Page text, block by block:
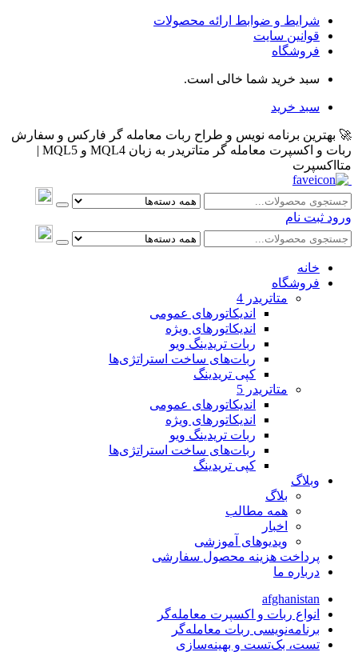
شرایط و ضوابط ارائه محصولات
قوانین سایت
فروشگاه
سبد خرید شما خالی است.
سبد خرید
🚀 بهترین برنامه نویس و طراح ربات معامله گر فارکس و سفارش
ربات و اکسپرت معامله گر متاتریدر به زبان MQL4 و MQL5 |
متااکسپرت
ورود ثبت نام
خانه
فروشگاه
متاتريدر 4
اندیکاتورهای عمومی
اندیکاتورهای ویژه
ربات تریدینگ ویو
ربات‌های ساخت استراتژی‌ها
کپی تریدینگ
متاتريدر 5
اندیکاتورهای عمومی
اندیکاتورهای ویژه
ربات تریدینگ ویو
ربات‌های ساخت استراتژی‌ها
کپی تریدینگ
وبلاگ
بلاگ
همه مطالب
اخبار
ویدیوهای آموزشی
پرداخت هزینه محصول سفارشی
درباره ما
afghanistan
انواع ربات و اکسپرت معامله‌گر
برنامه‌نویسی ربات معامله‌گر
تست، بک‌تست و بهینه‌سازی